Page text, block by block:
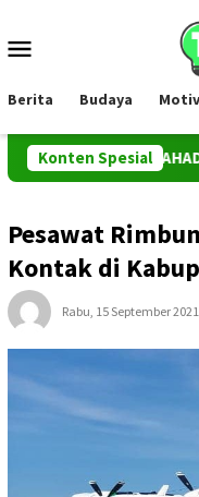
konten
Berita Budaya
Konten Spesial
Tim
Pesawat
Kontak di
Rabu, 15 September